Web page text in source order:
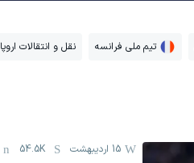
تیم ملی فرانسه نقل و انتقالات اروپا
15 اردیبهشت 54.5K